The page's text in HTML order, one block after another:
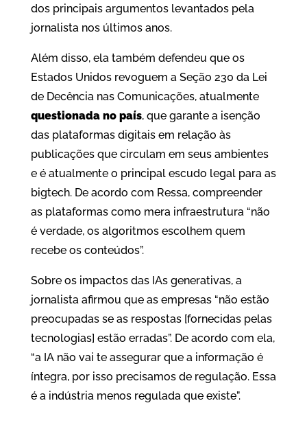
dos principais argumentos levantados pela
jornalista nos últimos anos.
Além disso, ela também defendeu que os
Estados Unidos revoguem a Seção 230 da Lei
de Decência nas Comunicações, atualmente
questionada no país, que garante a isenção
das plataformas digitais em relação às
publicações que circulam em seus ambientes
e é atualmente o principal escudo legal para as
bigtech. De acordo com Ressa, compreender
as plataformas como mera infraestrutura “não
é verdade, os algoritmos escolhem quem
recebe os conteúdos”.
Sobre os impactos das IAs generativas, a
jornalista afirmou que as empresas “não estão
preocupadas se as respostas [fornecidas pelas
tecnologias] estão erradas”. De acordo com ela,
“a IA não vai te assegurar que a informação é
íntegra, por isso precisamos de regulação. Essa
é a indústria menos regulada que existe”.